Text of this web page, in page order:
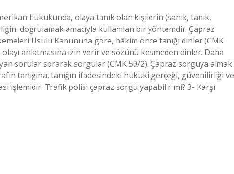
hukukunda, olaya tanık olan kişilerin (sanık, tanık,
doğrulamak amacıyla kullanılan bir yöntemdir. Çapraz
Usulü Kanununa göre, hâkim önce tanığı dinler (CMK
anlatmasına izin verir ve sözünü kesmeden dinler. Daha
sorular sorarak sorgular (CMK 59/2). Çapraz sorguya almak
tanığına, tanığın ifadesindeki hukuki gerçeği, güvenilirliği ve
işlemidir. Trafik polisi çapraz sorgu yapabilir mi? 3- Karşı